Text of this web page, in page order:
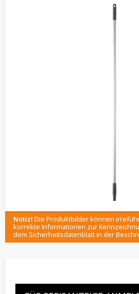
Notiz! Die Produktbilder können
korrekte Informationen zur
dem Sicherheitsdatenblatt in der